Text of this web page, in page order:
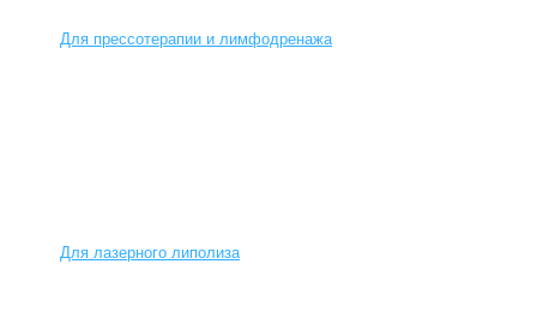
Для прессотерапии и лимфодренажа
Для лазерного липолиза